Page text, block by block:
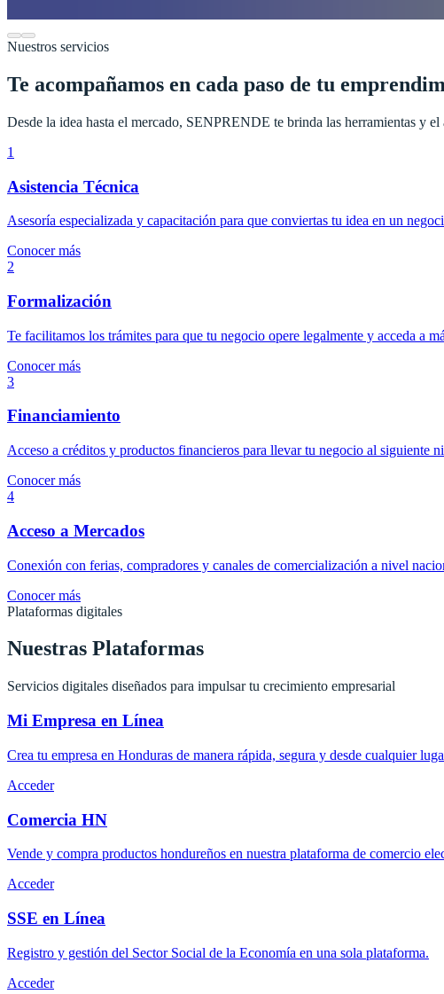
Nuestros servicios
Te acompañamos en cada paso de tu
Desde la idea hasta el mercado, SENPRENDE te brinda las herramientas y
1
Asistencia Técnica
Asesoría especializada y capacitación para que conviertas tu idea en un
Conocer más
2
Formalización
Te facilitamos los trámites para que tu negocio opere legalmente y acceda a
Conocer más
3
Financiamiento
Acceso a créditos y productos financieros para llevar tu negocio al siguiente
Conocer más
4
Acceso a Mercados
Conexión con ferias, compradores y canales de comercialización a nivel
Conocer más
Plataformas digitales
Nuestras Plataformas
Servicios digitales diseñados para impulsar tu crecimiento empresarial
Mi Empresa en Línea
Crea tu empresa en Honduras de manera rápida, segura y desde cualquier
Acceder
Comercia HN
Vende y compra productos hondureños en nuestra plataforma de comercio
Acceder
SSE en Línea
Registro y gestión del Sector Social de la Economía en una sola plataforma.
Acceder